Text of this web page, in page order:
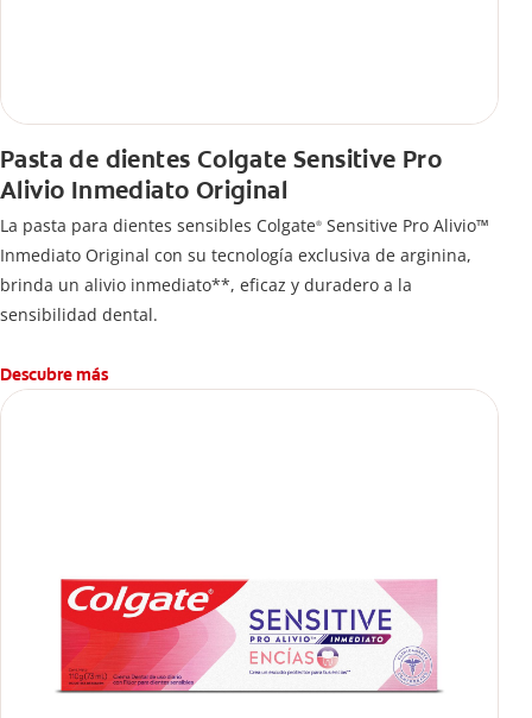
Pasta de dientes Colgate Sensitive Pro
Alivio Inmediato Original
La pasta para dientes sensibles Colgate® Sensitive Pro Alivio™
Inmediato Original con su tecnología exclusiva de arginina,
brinda un alivio inmediato**, eficaz y duradero a la
sensibilidad dental.
Descubre más